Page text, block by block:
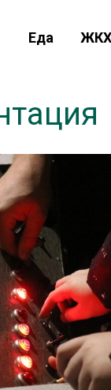
Еда ЖКХ